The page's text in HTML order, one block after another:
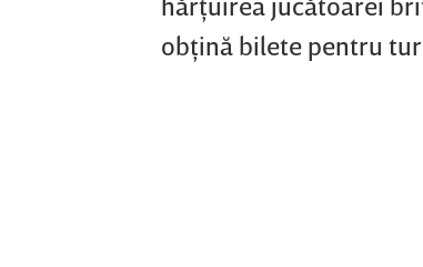
obţină bilete pentru